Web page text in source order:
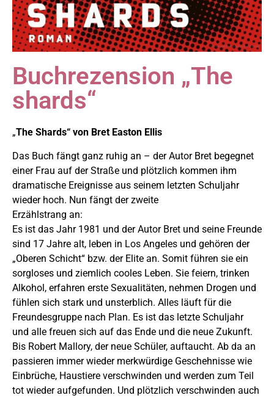
Buchrezension „The
shards“
„The Shards“ von Bret Easton Ellis
Das Buch fängt ganz ruhig an – der Autor Bret begegnet
einer Frau auf der Straße und plötzlich kommen ihm
dramatische Ereignisse aus seinem letzten Schuljahr
wieder hoch. Nun fängt der zweite
Erzählstrang an:
Es ist das Jahr 1981 und der Autor Bret und seine Freunde
sind 17 Jahre alt, leben in Los Angeles und gehören der
„Oberen Schicht“ bzw. der Elite an. Somit führen sie ein
sorgloses und ziemlich cooles Leben. Sie feiern, trinken
Alkohol, erfahren erste Sexualitäten, nehmen Drogen und
fühlen sich stark und unsterblich. Alles läuft für die
Freundesgruppe nach Plan. Es ist das letzte Schuljahr
und alle freuen sich auf das Ende und die neue Zukunft.
Bis Robert Mallory, der neue Schüler, auftaucht. Ab da an
passieren immer wieder merkwürdige Geschehnisse wie
Einbrüche, Haustiere verschwinden und werden zum Teil
tot wieder aufgefunden. Und plötzlich verschwinden auch